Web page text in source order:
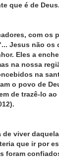
que é de
com os
Jesus não os
Eles a
na nossa
na
o povo de
de trazê-lo
viver
que ir por
foram